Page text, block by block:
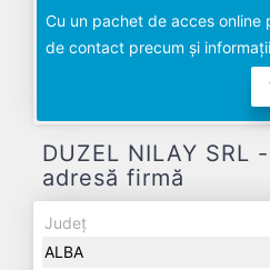
Cu un pachet de acces online
de contact precum și
DUZEL NILAY SRL
adresă firmă
Județ
ALBA